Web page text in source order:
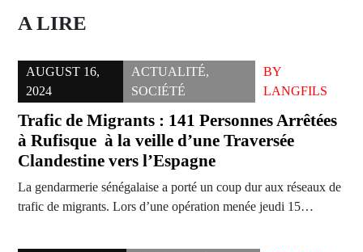
A LIRE
AUGUST 16,
2024
ACTUALITÉ,
SOCIÉTÉ
BY
LANGFILS
Trafic de Migrants : 141 Personnes Arrêtées
à Rufisque à la veille d’une Traversée
Clandestine vers l’Espagne
La gendarmerie sénégalaise a porté un coup dur aux réseaux de
trafic de migrants. Lors d’une opération menée jeudi 15…